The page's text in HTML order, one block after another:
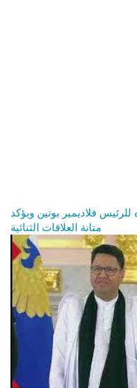
فلاديمير بوتين ويؤكد
متانة العلاقات الثنائية